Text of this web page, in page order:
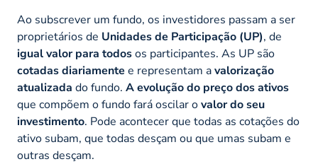
Ao subscrever um fundo, os investidores passam a ser
proprietários de Unidades de Participação (UP), de
igual valor para todosos participantes. As UP são
cotadas diariamente e representam avalorização
atualizada do fundo. A evolução do preço dos ativos
que compõem o fundo fará oscilar ovalor do seu
investimento. Pode acontecer que todas as cotações do
ativo subam, que todas desçam ou que umas subam e
outras desçam.